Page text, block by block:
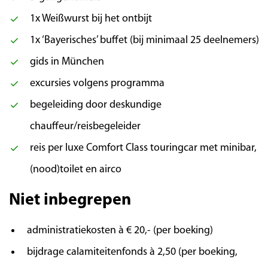
grootste stadsparken ter wereld. Wandel door
de riviertjes en geniet van de rust die hier
midden in het hart van de stad heerst.
Dag 4 | Tegernsee en Kufstein
Het opvallendste gebouw aan de Tegernsee is
het voormalige Benedictijner klooster in het
gelijknamige dorp. Hier is de bierbrouwerij met
gevestigd. U kunt in het dorp heerlijk
het prachtige uitzicht op één van de terrasjes.
Langs de bekende Achensee rijden we
Oostenrijk in. Via Wörgl gaan we naar Kufstein,
1x Weißwurst bij het ontbijt
1x ‘Bayerisches’ buffet (bij minimaal 25 deelnemers)
gids in München
excursies volgens programma
begeleiding door deskundige
chauffeur/reisbegeleider
reis per luxe Comfort Class touringcar met minibar,
(nood)toilet en airco
Niet inbegrepen
administratiekosten à € 20,- (per boeking)
bijdrage calamiteitenfonds à 2,50 (per boeking,